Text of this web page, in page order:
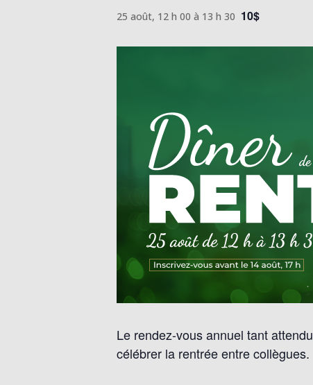
25 août, 12 h 00 à 13 h 30 10$
Le rendez-vous annuel tant
célébrer la rentrée entre collègues.